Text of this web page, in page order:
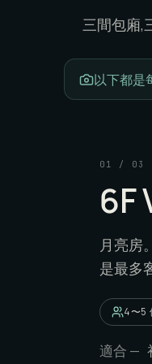
三間包廂,
以下都是
01 / 03
6F
月亮房
是最多
4〜5
適合 —